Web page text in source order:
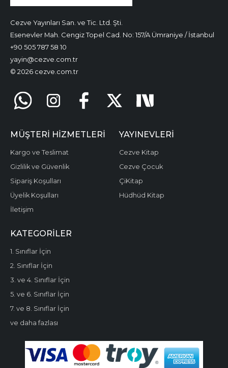
Cezve Yayınları San. ve Tic. Ltd. Şti.
Esenevler Mah. Cengiz Topel Cad. No: 157/A Ümraniye / İstanbul
+90 505 787 58 10
yayin@cezve.com.tr
© 2026 cezve.com.tr
MÜŞTERI HIZMETLERI
Kargo ve Teslimat
Gizlilik ve Güvenlik
Sipariş Koşulları
Üyelik Koşulları
İletişim
YAYINEVLERI
Cezve Kitap
Cezve Çocuk
ÇiKitap
Hüdhüd Kitap
KATEGORILER
1. Sınıflar İçin
2. Sınıflar İçin
3. ve 4. Sınıflar İçin
5. ve 6. Sınıflar İçin
7. ve 8. Sınıflar İçin
ve daha fazlası